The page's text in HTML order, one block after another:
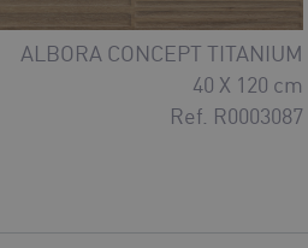
ALBORA CONCEPT TITANIUM
40 X 120 cm
Ref. R0003087